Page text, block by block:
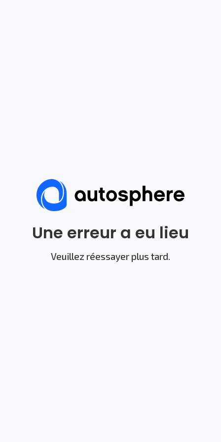
Une erreur a eu lieu
Veuillez réessayer plus tard.